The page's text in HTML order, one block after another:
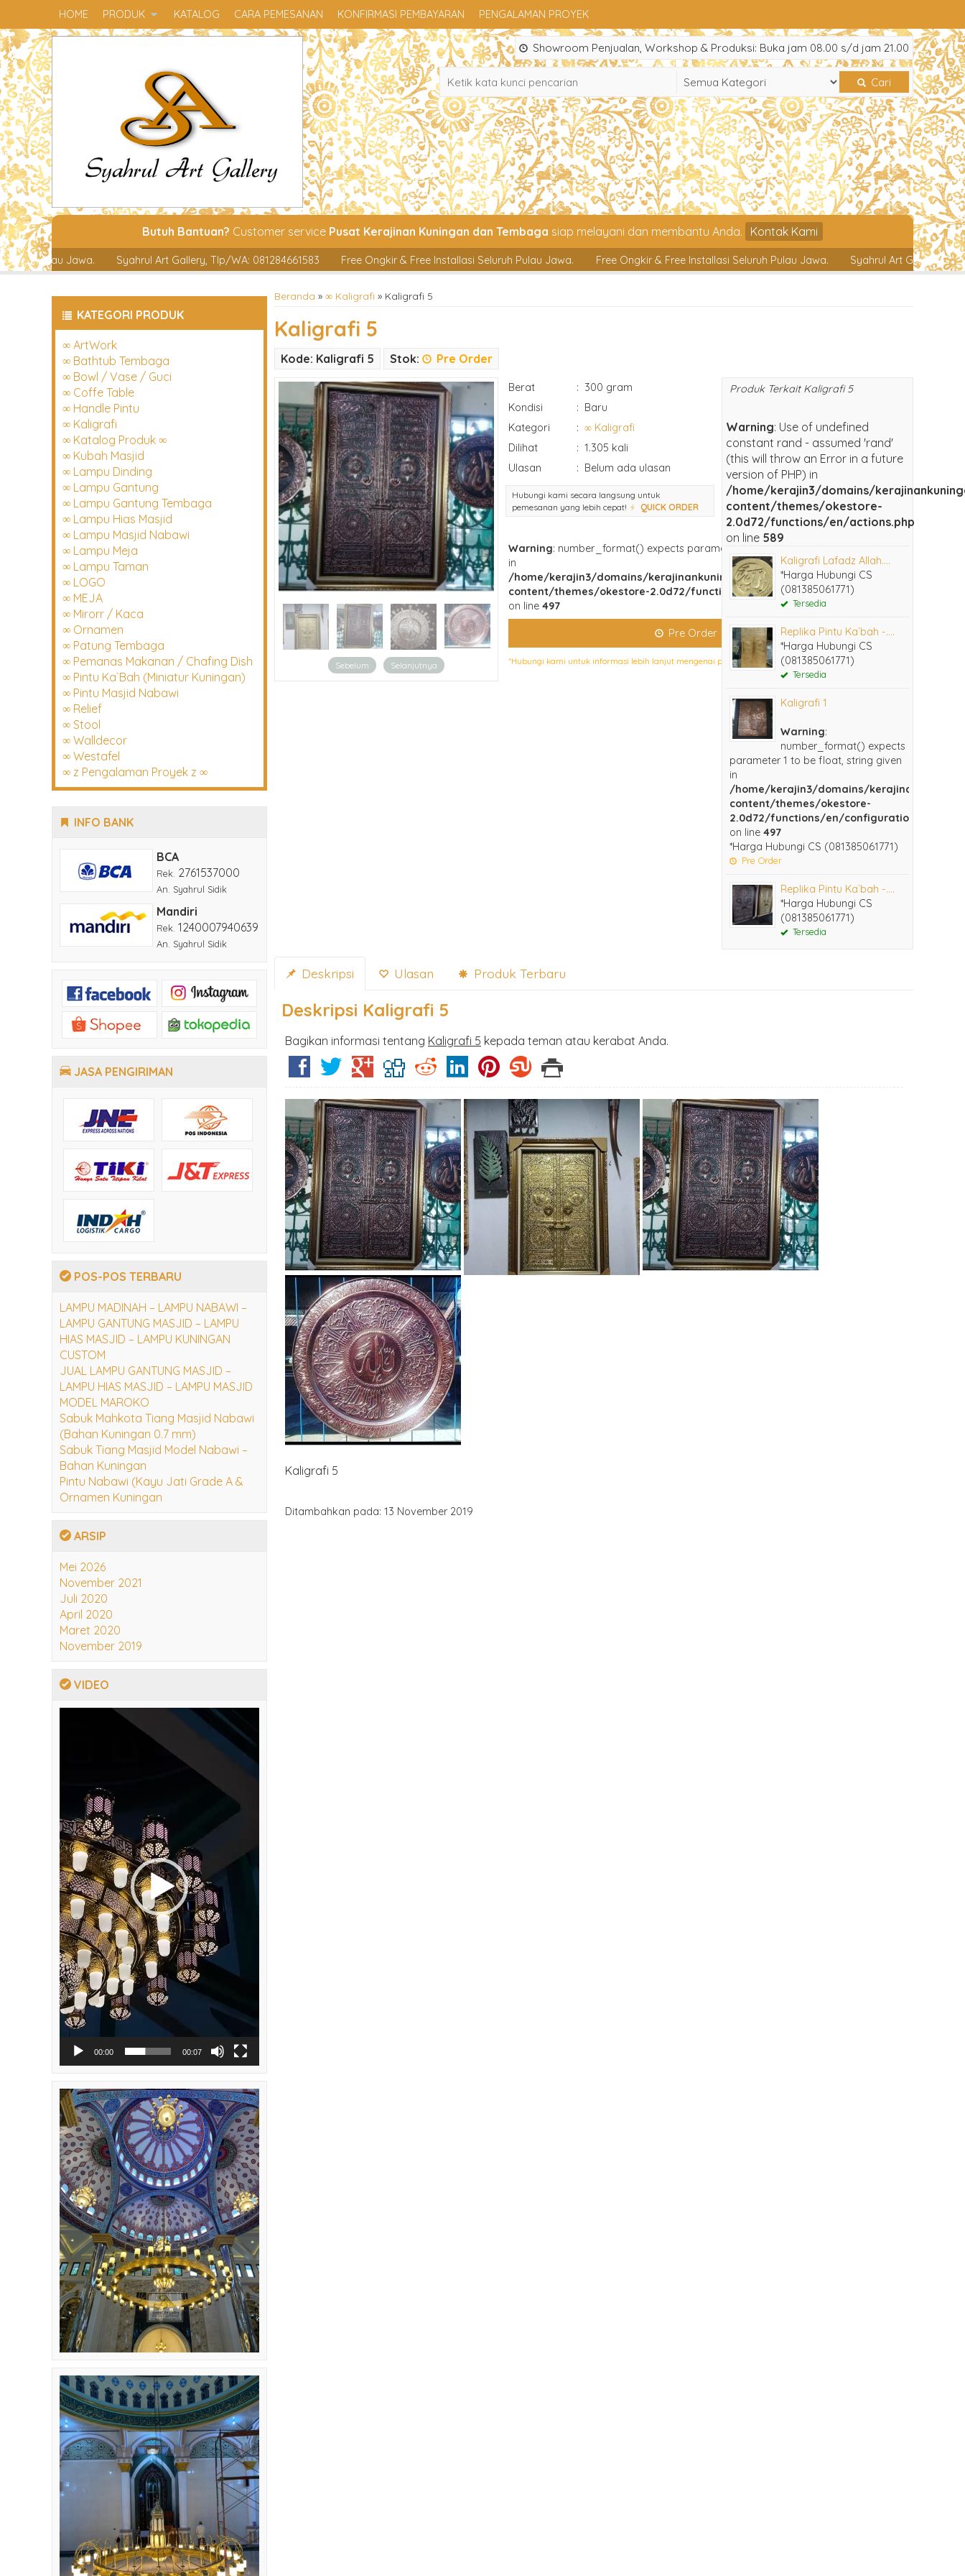
HOME PRODUK KATALOG CARA PEMESANAN KONFIRMASI PEMBAYARAN PENGALAMAN PROYEK
Showroom Penjualan, Workshop & Produksi: Buka jam 08.00 s/d jam 21.00
Cari
Butuh Bantuan? Customer service Pusat Kerajinan Kuningan dan Tembaga siap melayani dan membantu Anda. Kontak Kami
Syahrul Art Gallery, Tlp/WA: 081284661583 Free Ongkir & Free Installasi Seluruh Pulau Jawa. Free Ongkir & Free Installasi Seluruh Pulau Jawa. Syahrul Art Gallery, Tlp/WA:
Beranda » ∞ Kaligrafi » Kaligrafi 5
Kaligrafi 5
Kode: Kaligrafi 5 Stok: Pre Order
Sebelum Selanjutnya
Berat : 300 gram
Kondisi
: Baru
Kategori
: ∞ Kaligrafi
Dilihat
: 1.305 kali
Ulasan
: Belum ada ulasan
Hubungi kami secara langsung untuk
pemesanan yang lebih cepat!
QUICK ORDER
Warning: number_format() expects parameter 1 to be float, string given
in
/home/kerajin3/domains/kerajinankuningan.com/public_html/wp-
content/themes/okestore-2.0d72/functions/en/configuration.php
on line 497
Pre Order
*Hubungi kami untuk informasi lebih lanjut mengenai pemesanan produk ini.
Produk Terkait Kaligrafi 5
Warning: Use of undefined
constant rand - assumed 'rand'
(this will throw an Error in a future
version of PHP) in
/home/kerajin3/domains/
content/themes/okestore-
2.0d72/functions/en/actions.php
on line 589
Kaligrafi Lafadz Allah....
*Harga Hubungi CS
(081385061771)
Tersedia
Replika Pintu Ka`bah -....
*Harga Hubungi CS
(081385061771)
Tersedia
Kaligrafi 1
Warning:
number_format() expects
parameter 1 to be float, string given
in
/home/kerajin3/domains/
content/themes/okestore-
2.0d72/functions/en/configuration.php
on line 497
*Harga Hubungi CS (081385061771)
Pre Order
Replika Pintu Ka`bah -....
*Harga Hubungi CS
(081385061771)
Tersedia
Deskripsi Ulasan Produk Terbaru
Deskripsi Kaligrafi 5
Bagikan informasi tentang Kaligrafi 5 kepada teman atau kerabat Anda.
Kaligrafi 5
Ditambahkan pada: 13 November 2019
KATEGORI PRODUK
∞ ArtWork
∞ Bathtub Tembaga
∞ Bowl / Vase / Guci
∞ Coffe Table
∞ Handle Pintu
∞ Kaligrafi
∞ Katalog Produk ∞
∞ Kubah Masjid
∞ Lampu Dinding
∞ Lampu Gantung
∞ Lampu Gantung Tembaga
∞ Lampu Hias Masjid
∞ Lampu Masjid Nabawi
∞ Lampu Meja
∞ Lampu Taman
∞ LOGO
∞ MEJA
∞ Mirorr / Kaca
∞ Ornamen
∞ Patung Tembaga
∞ Pemanas Makanan / Chafing Dish
∞ Pintu Ka`Bah (Miniatur Kuningan)
∞ Pintu Masjid Nabawi
∞ Relief
∞ Stool
∞ Walldecor
∞ Westafel
∞ z Pengalaman Proyek z ∞
INFO BANK
BCA
Rek. 2761537000
An. Syahrul Sidik
Mandiri
Rek. 1240007940639
An. Syahrul Sidik
JASA PENGIRIMAN
POS-POS TERBARU
LAMPU MADINAH – LAMPU NABAWI –
LAMPU GANTUNG MASJID – LAMPU
HIAS MASJID – LAMPU KUNINGAN
CUSTOM
JUAL LAMPU GANTUNG MASJID –
LAMPU HIAS MASJID – LAMPU MASJID
MODEL MAROKO
Sabuk Mahkota Tiang Masjid Nabawi
(Bahan Kuningan 0.7 mm)
Sabuk Tiang Masjid Model Nabawi –
Bahan Kuningan
Pintu Nabawi (Kayu Jati Grade A &
Ornamen Kuningan
ARSIP
Mei 2026
November 2021
Juli 2020
April 2020
Maret 2020
November 2019
VIDEO
00:00 00:07